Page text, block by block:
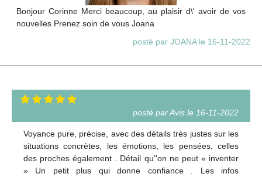
Bonjour Corinne Merci beaucoup, au plaisir d\' avoir de vos
nouvelles Prenez soin de vous Joana
posté par JOANA le 16-11-2022
posté par Avis le 16-11-2022
Voyance pure, précise, avec des détails très justes sur les
situations concrètes, les émotions, les pensées, celles
des proches également . Détail qu''on ne peut « inventer
» Un petit plus qui donne confiance . Les infos